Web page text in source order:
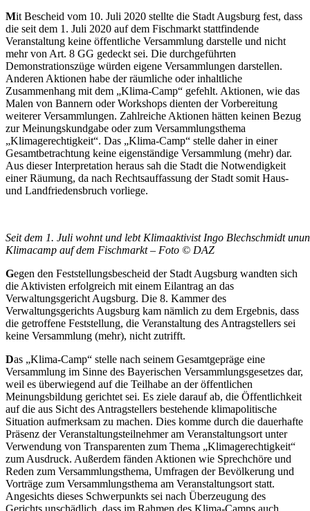
Mit Bescheid vom 10. Juli 2020 stellte die Stadt Augsburg fest, dass
die seit dem 1. Juli 2020 auf dem Fischmarkt stattfindende
Veranstaltung keine öffentliche Versammlung darstelle und nicht
mehr von Art. 8 GG gedeckt sei. Die durchgeführten
Demonstrationszüge würden eigene Versammlungen darstellen.
Anderen Aktionen habe der räumliche oder inhaltliche
Zusammenhang mit dem „Klima-Camp“ gefehlt. Aktionen, wie das
Malen von Bannern oder Workshops dienten der Vorbereitung
weiterer Versammlungen. Zahlreiche Aktionen hätten keinen Bezug
zur Meinungskundgabe oder zum Versammlungsthema
„Klimagerechtigkeit“. Das „Klima-Camp“ stelle daher in einer
Gesamtbetrachtung keine eigenständige Versammlung (mehr) dar.
Aus dieser Interpretation heraus sah die Stadt die Notwendigkeit
einer Räumung, da nach Rechtsauffassung der Stadt somit Haus-
und Landfriedensbruch vorliege.
Seit dem 1. Juli wohnt und lebt Klimaaktivist Ingo Blechschmidt
Klimacamp auf dem Fischmarkt – Foto © DAZ
Gegen den Feststellungsbescheid der Stadt Augsburg wandten sich
die Aktivisten erfolgreich mit einem Eilantrag an das
Verwaltungsgericht Augsburg. Die 8. Kammer des
Verwaltungsgerichts Augsburg kam nämlich zu dem Ergebnis, dass
die getroffene Feststellung, die Veranstaltung des Antragstellers sei
keine Versammlung (mehr), nicht zutrifft.
Das „Klima-Camp“ stelle nach seinem Gesamtgepräge eine
Versammlung im Sinne des Bayerischen Versammlungsgesetzes dar,
weil es überwiegend auf die Teilhabe an der öffentlichen
Meinungsbildung gerichtet sei. Es ziele darauf ab, die Öffentlichkeit
auf die aus Sicht des Antragstellers bestehende klimapolitische
Situation aufmerksam zu machen. Dies komme durch die dauerhafte
Präsenz der Veranstaltungsteilnehmer am Veranstaltungsort unter
Verwendung von Transparenten zum Thema „Klimagerechtigkeit“
zum Ausdruck. Außerdem fänden Aktionen wie Sprechchöre und
Reden zum Versammlungsthema, Umfragen der Bevölkerung und
Vorträge zum Versammlungsthema am Veranstaltungsort statt.
Angesichts dieses Schwerpunkts sei nach Überzeugung des